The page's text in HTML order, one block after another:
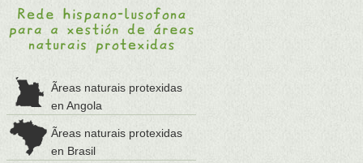
Ãreas naturais protexidas
en Angola
Ãreas naturais protexidas
en Brasil